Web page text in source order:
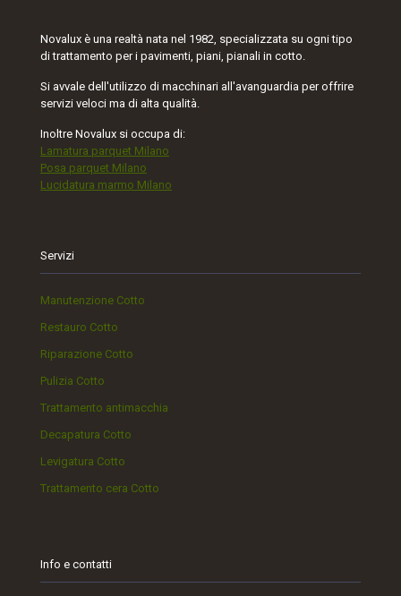
Novalux è una realtà nata nel 1982, specializzata su ogni tipo
di trattamento per i pavimenti, piani, pianali in cotto.
Si avvale dell'utilizzo di macchinari all'avanguardia per offrire
servizi veloci ma di alta qualità.
Inoltre Novalux si occupa di:
Lamatura parquet Milano
Posa parquet Milano
Lucidatura marmo Milano
Servizi
Manutenzione Cotto
Restauro Cotto
Riparazione Cotto
Pulizia Cotto
Trattamento antimacchia
Decapatura Cotto
Levigatura Cotto
Trattamento cera Cotto
Info e contatti